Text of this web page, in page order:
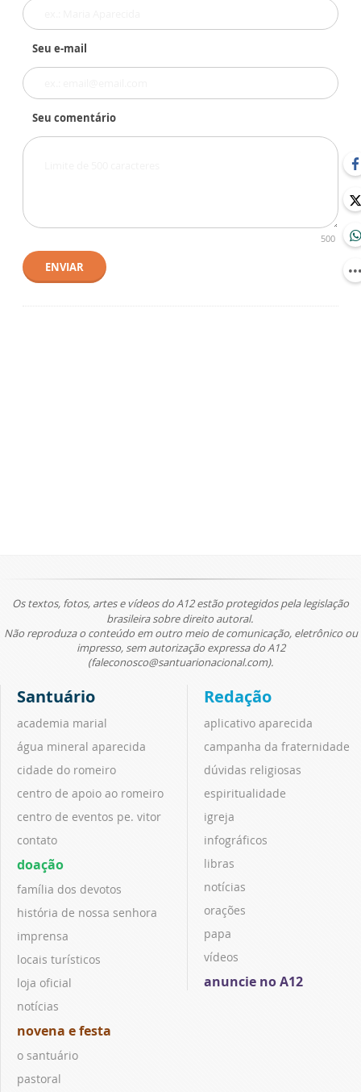
Seu e-mail
Seu comentário
500
ENVIAR
Os textos, fotos, artes e vídeos do A12 estão protegidos pela legislação
brasileira sobre direito autoral.
Não reproduza o conteúdo em outro meio de comunicação, eletrônico ou
impresso, sem autorização expressa do A12
(faleconosco@santuarionacional.com).
Santuário
academia marial
água mineral aparecida
cidade do romeiro
centro de apoio ao romeiro
centro de eventos pe. vitor
contato
doação
família dos devotos
história de nossa senhora
imprensa
locais turísticos
loja oficial
notícias
novena e festa
o santuário
pastoral
Redação
aplicativo aparecida
campanha da fraternidade
dúvidas religiosas
espiritualidade
igreja
infográficos
libras
notícias
orações
papa
vídeos
anuncie no A12